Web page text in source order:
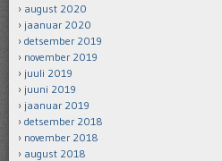
august 2020
jaanuar 2020
detsember 2019
november 2019
juuli 2019
juuni 2019
jaanuar 2019
detsember 2018
november 2018
august 2018